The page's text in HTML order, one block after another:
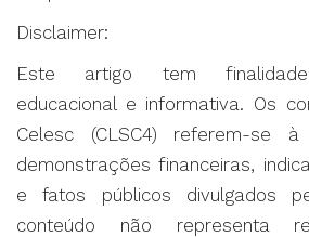
Disclaimer:
Este artigo tem finalidade
educacional e informativa. Os
Celesc (CLSC4) referem-se
demonstrações financeiras,
e fatos públicos divulgados
conteúdo não representa